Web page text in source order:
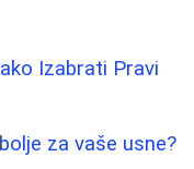
Izabrati Pravi
za vaše usne?